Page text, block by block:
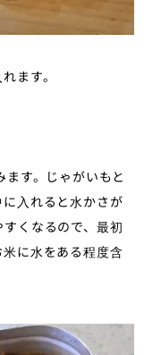
ます。
す。じゃがいもと
入れると水かさが
くなるので、最初
に水をある程度含